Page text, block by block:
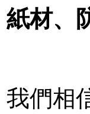
紙材、
我們相